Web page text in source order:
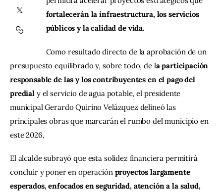
Contacto
fortalecerán la infraestructura, los servicios
públicos y la calidad de vida.
Como resultado directo de la aprobación de un
presupuesto equilibrado y, sobre todo, de la participación
responsable de las y los contribuyentes en el pago del
predial y el servicio de agua potable, el presidente
municipal Gerardo Quirino Velázquez delineó las
principales obras que marcarán el rumbo del municipio en
este 2026,
El alcalde subrayó que esta solidez financiera permitirá
concluir y poner en operación proyectos largamente
esperados, enfocados en seguridad, atención a la salud,